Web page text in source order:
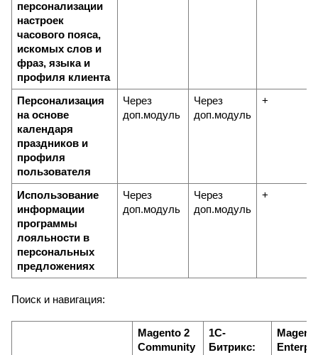
персонализации
настроек
часового пояса,
искомых слов и
фраз, языка и
профиля клиента
Персонализация
на основе
календаря
праздников и
профиля
пользователя
Через
доп.модуль
Через
доп.модуль
+
Использование
информации
программы
лояльности в
персональных
предложениях
Через
доп.модуль
Через
доп.модуль
+
Поиск и навигация:
Magento 2
Community
1С-
Битрикс: